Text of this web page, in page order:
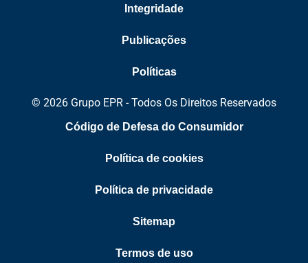
Integridade
Publicações
Políticas
© 2026 Grupo EPR - Todos Os Direitos Reservados
Código de Defesa do Consumidor
Política de cookies
Política de privacidade
Sitemap
Termos de uso